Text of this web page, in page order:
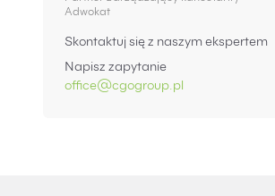
Adwokat
Skontaktuj się z naszym ekspertem
Napisz zapytanie
office@cgogroup.pl